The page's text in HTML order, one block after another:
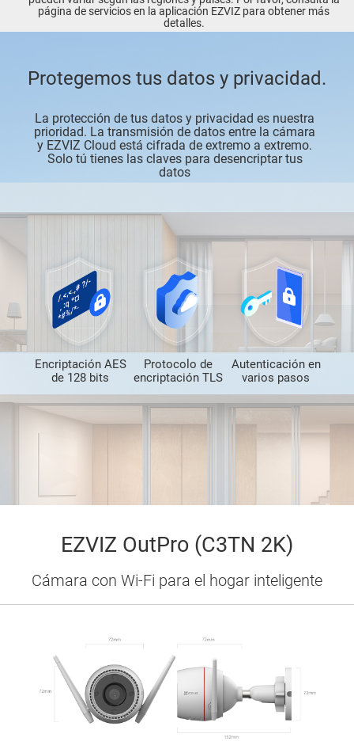
página de servicios en la aplicación EZVIZ para obtener más
detalles.
Protegemos tus datos y privacidad.
La protección de tus datos y privacidad es nuestra
prioridad. La transmisión de datos entre la cámara
y EZVIZ Cloud está cifrada de extremo a extremo.
Solo tú tienes las claves para desencriptar tus
datos
Encriptación AES
de 128 bits
Protocolo de
encriptación TLS
Autenticación en
varios pasos
EZVIZ OutPro (C3TN 2K)
Cámara con Wi-Fi para el hogar inteligente